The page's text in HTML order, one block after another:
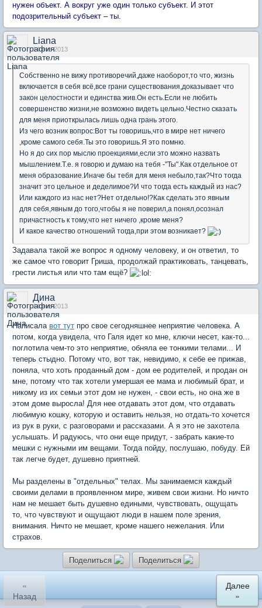
нужен объект. А вокруг уже один только субъект. И этот
подозрительный субъект – ты.
Liana
14 янв 2013
Собственно не вижу противоречий,даже наоборот,то что, жизнь
включается в себя всё,все грани существования,доказывает что
закон целостности и единства жив.Он есть.Если не любить
совершенство жизни,не возможно видеть цельно.Честно сказать
для меня приоткрылась лишь одна грань этого.
Из чего возник вопрос:Вот ты говоришь,что в мире нет ничего
,кроме самого себя.Ты это говоришь.Я это помню.
Но я до сих пор мыслю проекциями,если это можно назвать
мышлением.Т.е. я говорю и думаю на тебя -"Ты".Как отдельное от
меня образование.Иначе бы тебя для меня небыло,так?Что тогда
значит это цельное и деделимое?И что тогда есть каждый из нас?
Или каждого из нас нет?Нет отдельно!?Как сделать это явным
для себя,явным до того,чтобы я не поверил,а понял,осознал
причастность к тому,что нет ничего ,кроме меня?
И какое качество отношений тогда,при этом возникает?
Задавала такой же вопрос я одному человеку, и он ответил, то
же самое что говорит Гриша, продолжай практиковать, танцевать,
грести листья или что там ещё?
Дина
14 янв 2013
Написала вот тут про свое сегодняшнее неприятие человека. А
потом, когда увидела, что Галя идет ко мне, ключи несет, как-то...
поглотила чем-то это неприятие, обняла ее тонкими телами... И
теперь стыдно. Потому что, вот так, невидимо, к себе ее прижав,
поняла, что хоть проданный дом - дом ее родителей, и продан он
мне, потому что так хотели умершая ее мама и любимый брат, и
никому из их семьи этот дом не нужен, - свои есть, но она же в
этом доме выросла! Для нее отдавать этот дом, что отдавать
любимую кошку, которую и оставить нельзя, но отдать-то хочется
из рук в руки, с разговорами и рассказами. А я это не захотела
услышать. И радуюсь, что они еще придут, - забрать какие-то
мешки с нужными им вещами. Тогда пойду, послушаю, побуду. Ей
так легче будет, душевно приятней.
Мы разделены в "отдельных" телах. Мы занимаемся каждый
своими делами в проявленном мире, живем свои жизни. Но ничто
нам не мешает быть душевно едиными, чувствовать, ощущать
то, что чувствуют и ощущают люди в нашем поле зрения,
внимания. Ничто не мешает, кроме нашего нежелания. Или
страхов.
Поделиться Поделиться
«
Назад
Далее
»